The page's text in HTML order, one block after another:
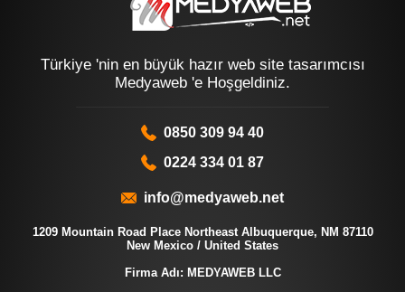
Türkiye 'nin en büyük hazır web site tasarımcısı
Medyaweb 'e Hoşgeldiniz.
0850 309 94 40
0224 334 01 87
info@medyaweb.net
1209 Mountain Road Place Northeast Albuquerque, NM 87110
New Mexico / United States
Firma Adı: MEDYAWEB LLC